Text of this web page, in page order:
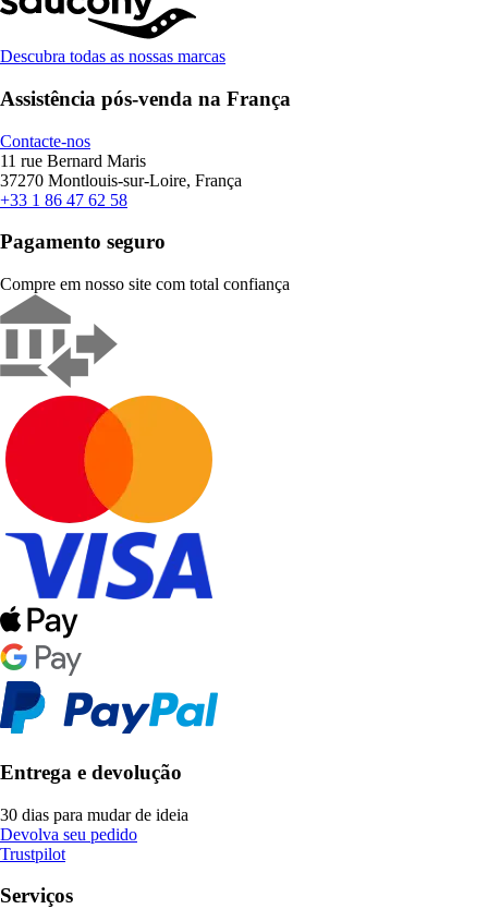
Descubra todas as nossas marcas
Assistência pós-venda na França
Contacte-nos
11 rue Bernard Maris
37270 Montlouis-sur-Loire, França
+33 1 86 47 62 58
Pagamento seguro
Compre em nosso site com total confiança
Entrega e devolução
30 dias para mudar de ideia
Devolva seu pedido
Trustpilot
Serviços